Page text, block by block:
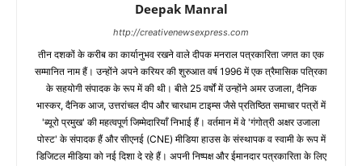
Deepak Manral
http://creativenewsexpress.com
तीन दशकों के करीब का कार्यानुभव रखने वाले दीपक मनराल पत्रकारिता जगत का एक
सम्मानित नाम हैं। उन्होंने अपने करियर की शुरुआत वर्ष 1996 में एक त्रैमासिक पत्रिका
के सहयोगी संपादक के रूप में की थी। बीते 25 वर्षों में उन्होंने अमर उजाला, दैनिक
भास्कर, दैनिक आज, उत्तरांचल दीप और चारधाम टाइम्स जैसे प्रतिष्ठित समाचार पत्रों में
'ब्यूरो प्रमुख' की महत्वपूर्ण जिम्मेदारियाँ निभाई हैं। वर्तमान में वे 'गंगोत्री अक्षर उजाला
पोस्ट' के संपादक हैं और सीएनई (CNE) मीडिया हाउस के संस्थापक व स्वामी के रूप में
डिजिटल मीडिया को नई दिशा दे रहे हैं। अपनी निष्पक्ष और ईमानदार पत्रकारिता के लिए